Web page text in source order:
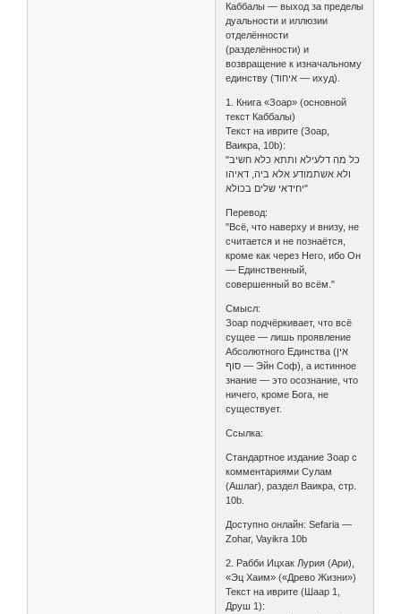
Каббалы — выход за пределы
дуальности и иллюзии
отделённости
(разделённости) и
возвращение к изначальному
единству (איחוד — ихуд).
1. Книга «Зоар» (основной
текст Каббалы)
Текст на иврите (Зоар,
Ваикра, 10b):
"כל מה דלעילא ותתא כלא חשיב
ולא אשתמודע אלא ביה, דאיהו
יחידאי שלים בכולא"
Перевод:
"Всё, что наверху и внизу, не
считается и не познаётся,
кроме как через Него, ибо Он
— Единственный,
совершенный во всём."
Смысл:
Зоар подчёркивает, что всё
сущее — лишь проявление
Абсолютного Единства (אין
סוף — Эйн Соф), а истинное
знание — это осознание, что
ничего, кроме Бога, не
существует.
Ссылка:
Стандартное издание Зоар с
комментариями Сулам
(Ашлаг), раздел Ваикра, стр.
10b.
Доступно онлайн: Sefaria —
Zohar, Vayikra 10b
2. Рабби Ицхак Лурия (Ари),
«Эц Хаим» («Древо Жизни»)
Текст на иврите (Шаар 1,
Друш 1):